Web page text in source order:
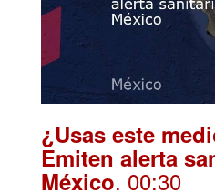
¿Usas este
Emiten alerta
México. 00:30